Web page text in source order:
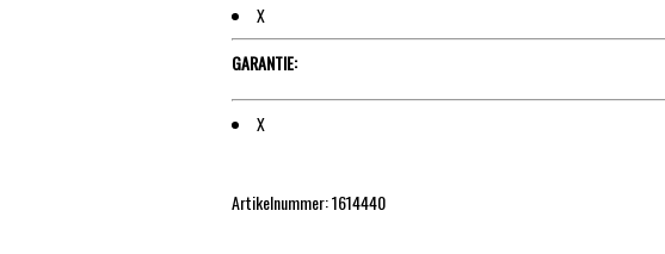
X
GARANTIE:
X
Artikelnummer: 1614440